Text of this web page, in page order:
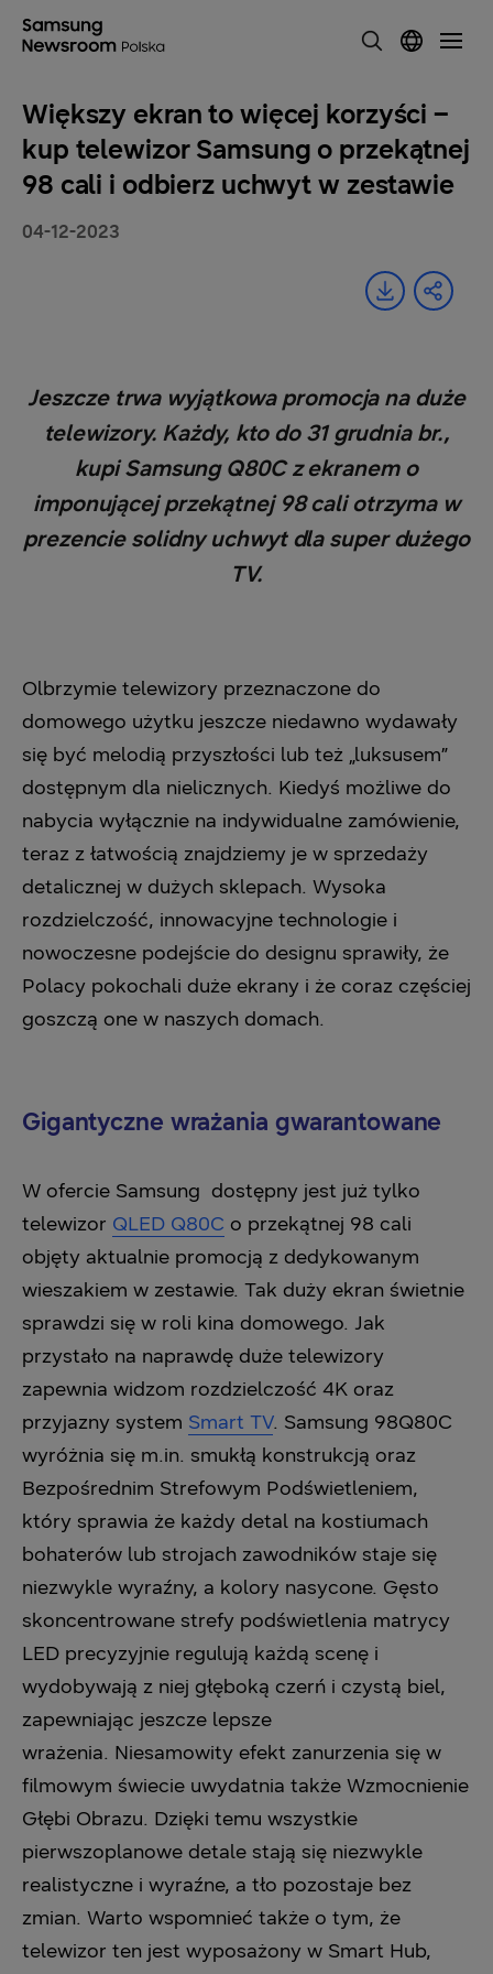
Większy ekran to więcej korzyści –
kup telewizor Samsung o przekątnej
98 cali i odbierz uchwyt w zestawie
04-12-2023
Jeszcze trwa wyjątkowa promocja na duże
telewizory. Każdy, kto do 31 grudnia br.,
kupi Samsung Q80C z ekranem o
imponującej przekątnej 98 cali otrzyma w
prezencie solidny uchwyt dla super dużego
TV.
Olbrzymie telewizory przeznaczone do
domowego użytku jeszcze niedawno wydawały
się być melodią przyszłości lub też „luksusem”
dostępnym dla nielicznych. Kiedyś możliwe do
nabycia wyłącznie na indywidualne zamówienie,
teraz z łatwością znajdziemy je w sprzedaży
detalicznej w dużych sklepach. Wysoka
rozdzielczość, innowacyjne technologie i
nowoczesne podejście do designu sprawiły, że
Polacy pokochali duże ekrany i że coraz częściej
goszczą one w naszych domach.
Gigantyczne wrażania gwarantowane
W ofercie Samsung dostępny jest już tylko
telewizor QLED Q80C o przekątnej 98 cali
objęty aktualnie promocją z dedykowanym
wieszakiem w zestawie. Tak duży ekran świetnie
sprawdzi się w roli kina domowego. Jak
przystało na naprawdę duże telewizory
zapewnia widzom rozdzielczość 4K oraz
przyjazny system Smart TV. Samsung 98Q80C
wyróżnia się m.in. smukłą konstrukcją oraz
Bezpośrednim Strefowym Podświetleniem,
który sprawia że każdy detal na kostiumach
bohaterów lub strojach zawodników staje się
niezwykle wyraźny, a kolory nasycone. Gęsto
skoncentrowane strefy podświetlenia matrycy
LED precyzyjnie regulują każdą scenę i
wydobywają z niej głęboką czerń i czystą biel,
zapewniając jeszcze lepsze
wrażenia. Niesamowity efekt zanurzenia się w
filmowym świecie uwydatnia także Wzmocnienie
Głębi Obrazu. Dzięki temu wszystkie
pierwszoplanowe detale stają się niezwykle
realistyczne i wyraźne, a tło pozostaje bez
zmian. Warto wspomnieć także o tym, że
telewizor ten jest wyposażony w Smart Hub,